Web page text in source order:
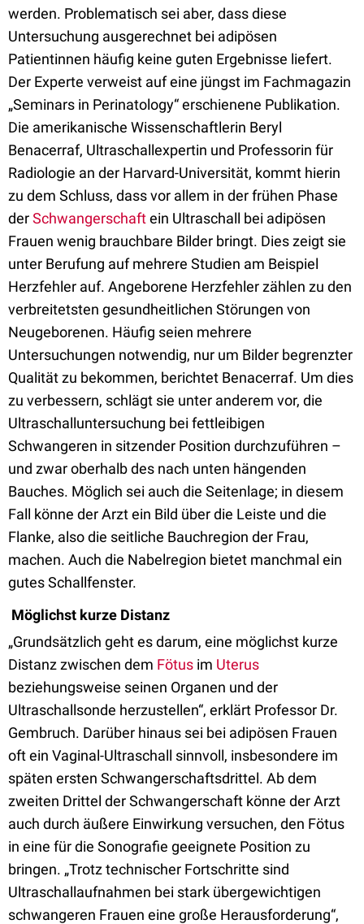
werden. Problematisch sei aber, dass diese
Untersuchung ausgerechnet bei adipösen
Patientinnen häufig keine guten Ergebnisse liefert.
Der Experte verweist auf eine jüngst im Fachmagazin
„Seminars in Perinatology“ erschienene Publikation.
Die amerikanische Wissenschaftlerin Beryl
Benacerraf, Ultraschallexpertin und Professorin für
Radiologie an der Harvard-Universität, kommt hierin
zu dem Schluss, dass vor allem in der frühen Phase
derSchwangerschaftein Ultraschall bei adipösen
Frauen wenig brauchbare Bilder bringt. Dies zeigt sie
unter Berufung auf mehrere Studien am Beispiel
Herzfehler auf. Angeborene Herzfehler zählen zu den
verbreitetsten gesundheitlichen Störungen von
Neugeborenen. Häufig seien mehrere
Untersuchungen notwendig, nur um Bilder begrenzter
Qualität zu bekommen, berichtet Benacerraf. Um dies
zu verbessern, schlägt sie unter anderem vor, die
Ultraschalluntersuchung bei fettleibigen
Schwangeren in sitzender Position durchzuführen –
und zwar oberhalb des nach unten hängenden
Bauches. Möglich sei auch die Seitenlage; in diesem
Fall könne der Arzt ein Bild über die Leiste und die
Flanke, also die seitliche Bauchregion der Frau,
machen. Auch die Nabelregion bietet manchmal ein
gutes Schallfenster.
Möglichst kurze Distanz
„Grundsätzlich geht es darum, eine möglichst kurze
Distanz zwischen dem Fötus im Uterus
beziehungsweise seinen Organen und der
Ultraschallsonde herzustellen“, erklärt Professor Dr.
Gembruch. Darüber hinaus sei bei adipösen Frauen
oft ein Vaginal-Ultraschall sinnvoll, insbesondere im
späten ersten Schwangerschaftsdrittel. Ab dem
zweiten Drittel der Schwangerschaft könne der Arzt
auch durch äußere Einwirkung versuchen, den Fötus
in eine für die Sonografie geeignete Position zu
bringen. „Trotz technischer Fortschritte sind
Ultraschallaufnahmen bei stark übergewichtigen
schwangeren Frauen eine große Herausforderung“,